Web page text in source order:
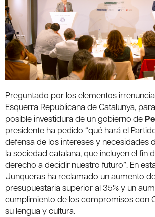
Preguntado por los elementos
Esquerra Republicana de Catalunya,
posible investidura de un gobierno de
presidente ha pedido “qué hará el
defensa de los intereses y necesidades
la sociedad catalana, que incluyen el fin
derecho a decidir nuestro futuro”. En
Junqueras ha reclamado un aumento
presupuestaria superior al 35% y un
cumplimiento de los compromisos con
su lengua y cultura.